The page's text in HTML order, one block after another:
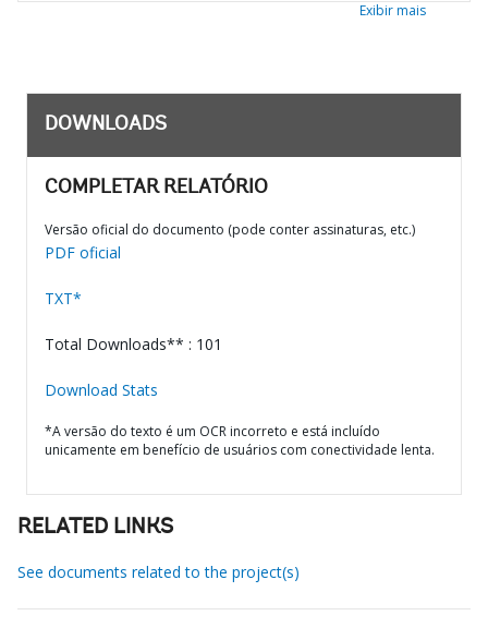
Exibir mais
DOWNLOADS
COMPLETAR RELATÓRIO
Versão oficial do documento (pode conter assinaturas, etc.)
PDF oficial
TXT*
Total Downloads** : 101
Download Stats
*A versão do texto é um OCR incorreto e está incluído
unicamente em benefício de usuários com conectividade lenta.
RELATED LINKS
See documents related to the project(s)